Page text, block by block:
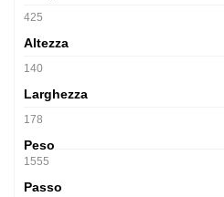
425
Altezza
140
Larghezza
178
Peso
1555
Passo